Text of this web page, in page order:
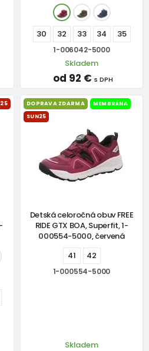
30 32 33 34 35
1-006042-5000
Skladem
od 92 € s DPH
DOPRAVA ZDARMA
MEMBRÁNA
SUN25
Detská celoročná obuv FREE
RIDE GTX BOA, Superfit, 1-
000554-5000, červená
41
42
1-000554-5000
Skladem